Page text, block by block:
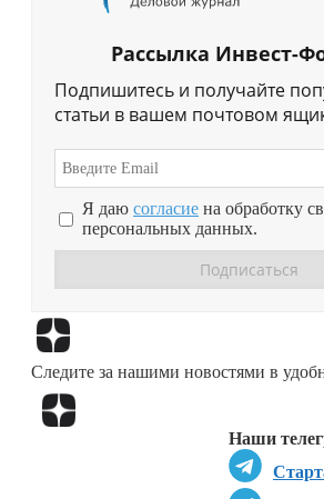
Рассылка Инвест-
Подпишитесь и получайте
статьи в вашем почтовом
Я даю согласие на обработку
персональных данных.
Следите за нашими новостями в
Наши